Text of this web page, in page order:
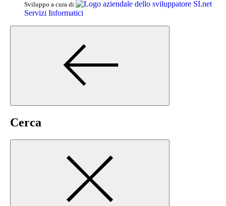
Sviluppo a cura di
SI.net
Servizi Informatici
Cerca